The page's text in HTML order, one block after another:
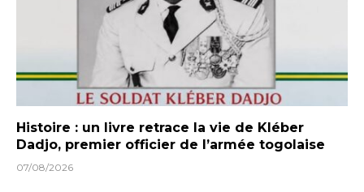
Histoire : un livre retrace la vie de Kléber
Dadjo, premier officier de l’armée togolaise
07/08/2026